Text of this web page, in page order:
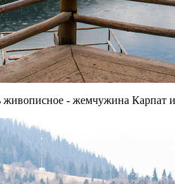
живописное - жемчужина Карпат